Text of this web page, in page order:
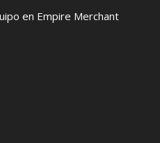
en Empire Merchant